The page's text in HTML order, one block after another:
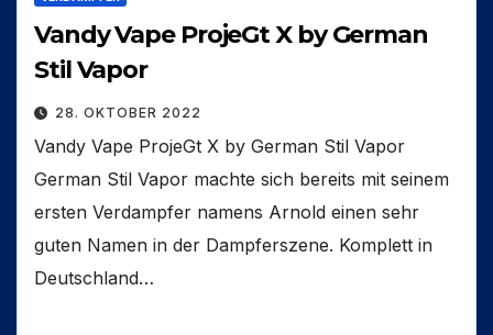
Vandy Vape ProjeGt X by German
Stil Vapor
28. OKTOBER 2022
Vandy Vape ProjeGt X by German Stil Vapor
German Stil Vapor machte sich bereits mit seinem
ersten Verdampfer namens Arnold einen sehr
guten Namen in der Dampferszene. Komplett in
Deutschland…